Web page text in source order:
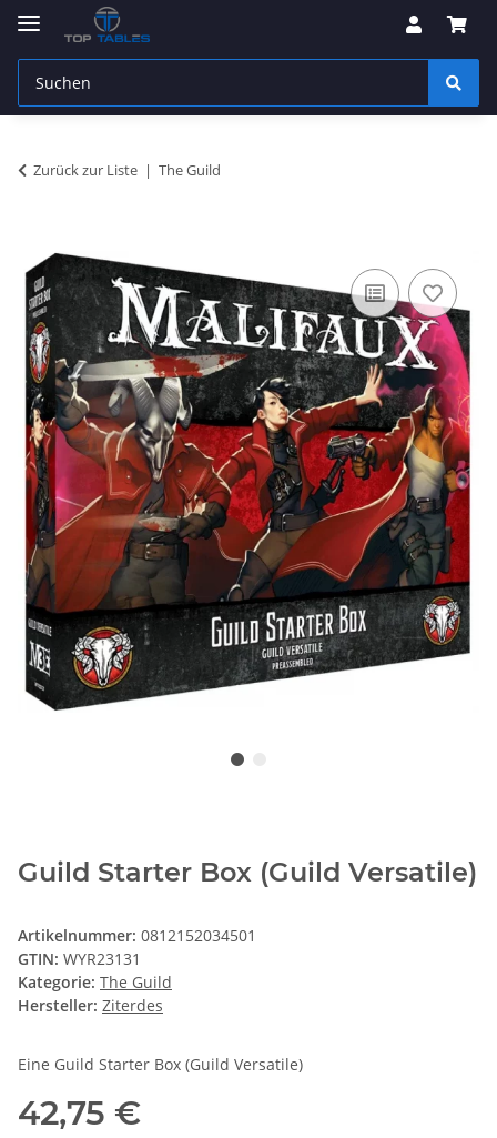
Zurück zur Liste The Guild
Guild Starter Box (Guild Versatile)
Artikelnummer: 0812152034501
GTIN: WYR23131
Kategorie: The Guild
Hersteller: Ziterdes
Eine Guild Starter Box (Guild Versatile)
42,75 €